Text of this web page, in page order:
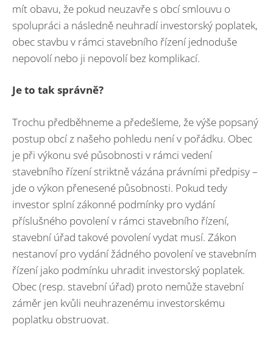
mít obavu, že pokud neuzavře s obcí smlouvu o
spolupráci a následně neuhradí investorský poplatek,
obec stavbu v rámci stavebního řízení jednoduše
nepovolí nebo ji nepovolí bez komplikací.
Je to tak správně?
Trochu předběhneme a předešleme, že výše popsaný
postup obcí z našeho pohledu není v pořádku. Obec
je při výkonu své působnosti v rámci vedení
stavebního řízení striktně vázána právními předpisy –
jde o výkon přenesené působnosti. Pokud tedy
investor splní zákonné podmínky pro vydání
příslušného povolení v rámci stavebního řízení,
stavební úřad takové povolení vydat musí. Zákon
nestanoví pro vydání žádného povolení ve stavebním
řízení jako podmínku uhradit investorský poplatek.
Obec (resp. stavební úřad) proto nemůže stavební
záměr jen kvůli neuhrazenému investorskému
poplatku obstruovat.